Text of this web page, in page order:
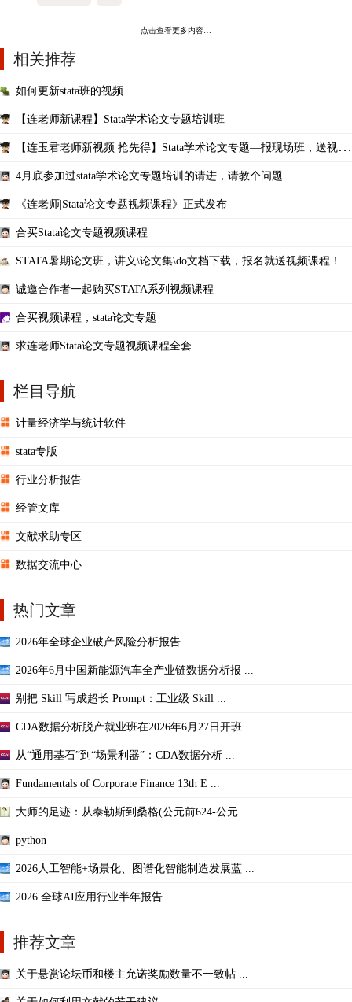
点击查看更多内容…
相关推荐
如何更新stata班的视频
【连老师新课程】Stata学术论文专题培训班
【连玉君老师新视频 抢先得】Stata学术论文专题—报现场班，送视频
4月底参加过stata学术论文专题培训的请进，请教个问题
《连老师|Stata论文专题视频课程》正式发布
合买Stata论文专题视频课程
STATA暑期论文班，讲义\论文集\do文档下载，报名就送视频课程！
诚邀合作者一起购买STATA系列视频课程
合买视频课程，stata论文专题
求连老师Stata论文专题视频课程全套
栏目导航
计量经济学与统计软件
stata专版
行业分析报告
经管文库
文献求助专区
数据交流中心
热门文章
2026年全球企业破产风险分析报告
2026年6月中国新能源汽车全产业链数据分析报 ...
别把 Skill 写成超长 Prompt：工业级 Skill ...
CDA数据分析脱产就业班在2026年6月27日开班 ...
从“通用基石”到“场景利器”：CDA数据分析 ...
Fundamentals of Corporate Finance 13th E ...
大师的足迹：从泰勒斯到桑格(公元前624-公元 ...
python
2026人工智能+场景化、图谱化智能制造发展蓝 ...
2026 全球AI应用行业半年报告
推荐文章
关于悬赏论坛币和楼主允诺奖励数量不一致帖 ...